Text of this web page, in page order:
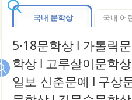
국내 문학상 국내 어
5·18문학상 l 가톨릭
학상 l 고루살이문학상
일보 신춘문예 l 구상